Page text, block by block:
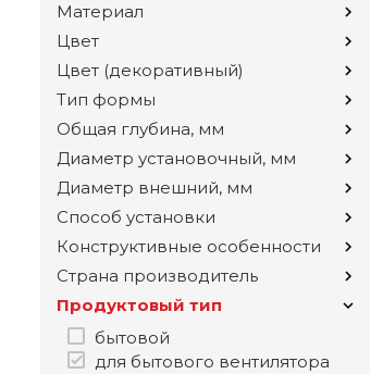
Материал
Цвет
Цвет (декоративный)
Тип формы
Общая глубина, мм
Диаметр установочный, мм
Диаметр внешний, мм
Способ установки
Конструктивные особенности
Страна производитель
Продуктовый тип
бытовой
для бытового вентилятора